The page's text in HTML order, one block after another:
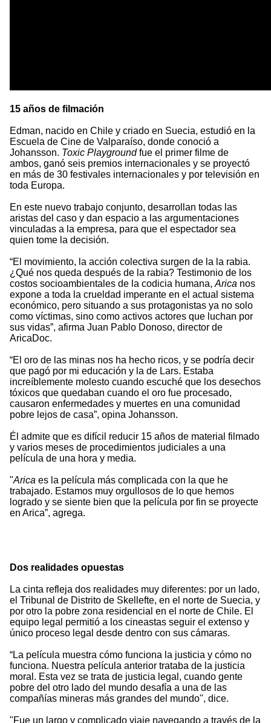
15 años de filmación
Edman, nacido en Chile y criado en Suecia, estudió en la
Escuela de Cine de Valparaíso, donde conoció a
Johansson. Toxic Playgroundfue el primer filme de
ambos, ganó seis premios internacionales y se proyectó
en más de 30 festivales internacionales y por televisión en
toda Europa.
En este nuevo trabajo conjunto, desarrollan todas las
aristas del caso y dan espacio a las argumentaciones
vinculadas a la empresa, para que el espectador sea
quien tome la decisión.
“El movimiento, la acción colectiva surgen de la la rabia.
¿Qué nos queda después de la rabia? Testimonio de los
costos socioambientales de la codicia humana, Arica nos
expone a toda la crueldad imperante en el actual sistema
económico, pero situando a sus protagonistas ya no solo
como víctimas, sino como activos actores que luchan por
sus vidas”, afirma Juan Pablo Donoso, director de
AricaDoc.
“El oro de las minas nos ha hecho ricos, y se podría decir
que pagó por mi educación y la de Lars. Estaba
increíblemente molesto cuando escuché que los desechos
tóxicos que quedaban cuando el oro fue procesado,
causaron enfermedades y muertes en una comunidad
pobre lejos de casa”, opina Johansson.
Él admite que es difícil reducir 15 años de material filmado
y varios meses de procedimientos judiciales a una
película de una hora y media.
"Arica es la película más complicada con la que he
trabajado. Estamos muy orgullosos de lo que hemos
logrado y se siente bien que la película por fin se proyecte
en Arica”, agrega.
Dos realidades opuestas
La cinta refleja dos realidades muy diferentes: por un lado,
el Tribunal de Distrito de Skellefte, en el norte de Suecia, y
por otro la pobre zona residencial en el norte de Chile. El
equipo legal permitió a los cineastas seguir el extenso y
único proceso legal desde dentro con sus cámaras.
“La película muestra cómo funciona la justicia y cómo no
funciona. Nuestra película anterior trataba de la justicia
moral. Esta vez se trata de justicia legal, cuando gente
pobre del otro lado del mundo desafía a una de las
compañías mineras más grandes del mundo", dice.
"Fue un largo y complicado viaje navegando a través de la